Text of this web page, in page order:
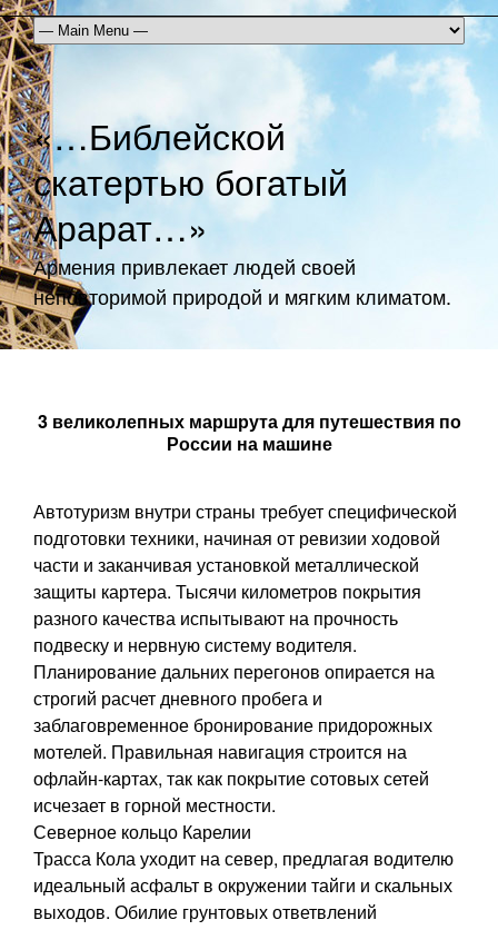
«…Библейской
скатертью богатый
Арарат…»
Армения привлекает людей своей
неповторимой природой и мягким климатом.
3 великолепных маршрута для путешествия по
России на машине
Автотуризм внутри страны требует специфической
подготовки техники, начиная от ревизии ходовой
части и заканчивая установкой металлической
защиты картера. Тысячи километров покрытия
разного качества испытывают на прочность
подвеску и нервную систему водителя.
Планирование дальних перегонов опирается на
строгий расчет дневного пробега и
заблаговременное бронирование придорожных
мотелей. Правильная навигация строится на
офлайн-картах, так как покрытие сотовых сетей
исчезает в горной местности.
Северное кольцо Карелии
Трасса Кола уходит на север, предлагая водителю
идеальный асфальт в окружении тайги и скальных
выходов. Обилие грунтовых ответвлений